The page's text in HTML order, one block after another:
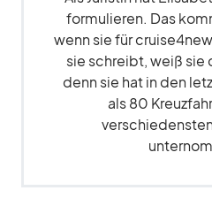
formulieren. Das
wenn sie für
sie schreibt, weiß sie
denn sie hat in den
als 80